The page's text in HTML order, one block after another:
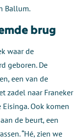
Ballum.
brug
waar de
geboren. De
een van de
zadel naar Franeker
Ook komen
de beurt, een
“Hé, zien we